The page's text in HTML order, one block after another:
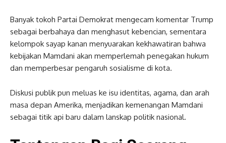
Banyak tokoh Partai Demokrat mengecam komentar Trump
sebagai berbahaya dan menghasut kebencian, sementara
kelompok sayap kanan menyuarakan kekhawatiran bahwa
kebijakan Mamdani akan memperlemah penegakan hukum
dan memperbesar pengaruh sosialisme di kota.
Diskusi publik pun meluas ke isu identitas, agama, dan arah
masa depan Amerika, menjadikan kemenangan Mamdani
sebagai titik api baru dalam lanskap politik nasional.